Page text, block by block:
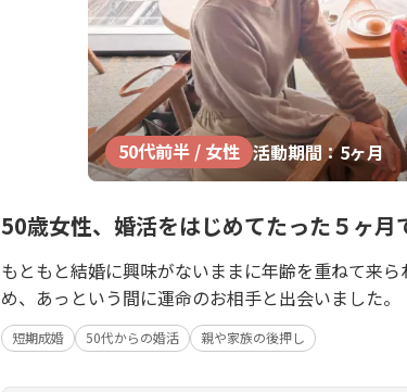
50代前半 / 女性 活動期間：5ヶ月
50歳女性、婚活をはじめてたった５ヶ月
もともと結婚に興味がないままに年齢を重ねて来
め、あっという間に運命のお相手と出会いました。
短期成婚 50代からの婚活 親や家族の後押し